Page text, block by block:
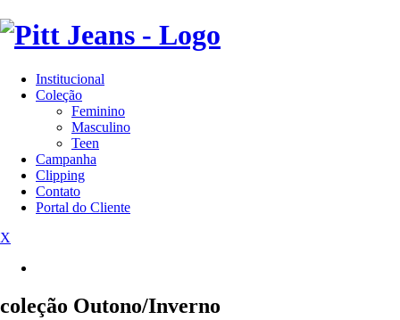
Institucional
Coleção
Feminino
Masculino
Teen
Campanha
Clipping
Contato
Portal do Cliente
X
coleção Outono/Inverno